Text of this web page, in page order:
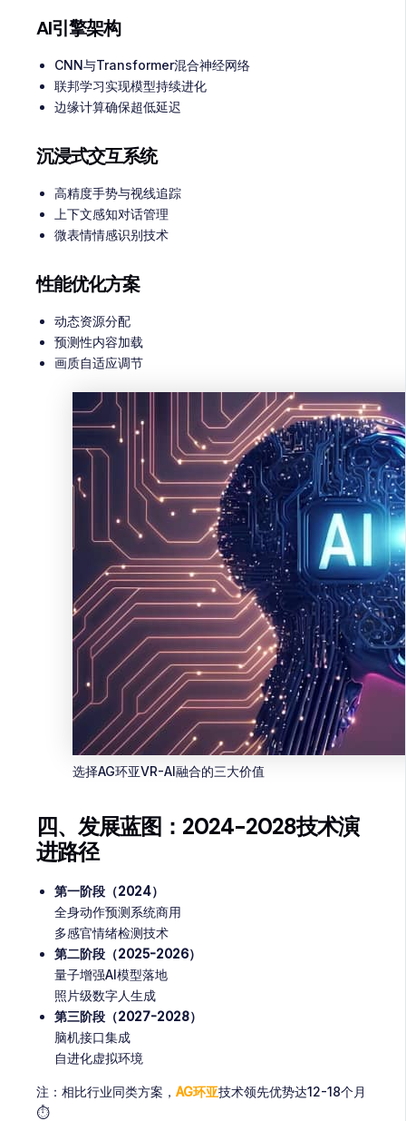
AI引擎架构
CNN与Transformer混合神经网络
联邦学习实现模型持续进化
边缘计算确保超低延迟
沉浸式交互系统
高精度手势与视线追踪
上下文感知对话管理
微表情情感识别技术
性能优化方案
动态资源分配
预测性内容加载
画质自适应调节
选择AG环亚VR-AI融合的三大价值
四、发展蓝图：2024-2028技术演
进路径
第一阶段（2024）
全身动作预测系统商用
多感官情绪检测技术
第二阶段（2025-2026）
量子增强AI模型落地
照片级数字人生成
第三阶段（2027-2028）
脑机接口集成
自进化虚拟环境
注：相比行业同类方案， AG环亚技术领先优势达12-18个月
⏱️